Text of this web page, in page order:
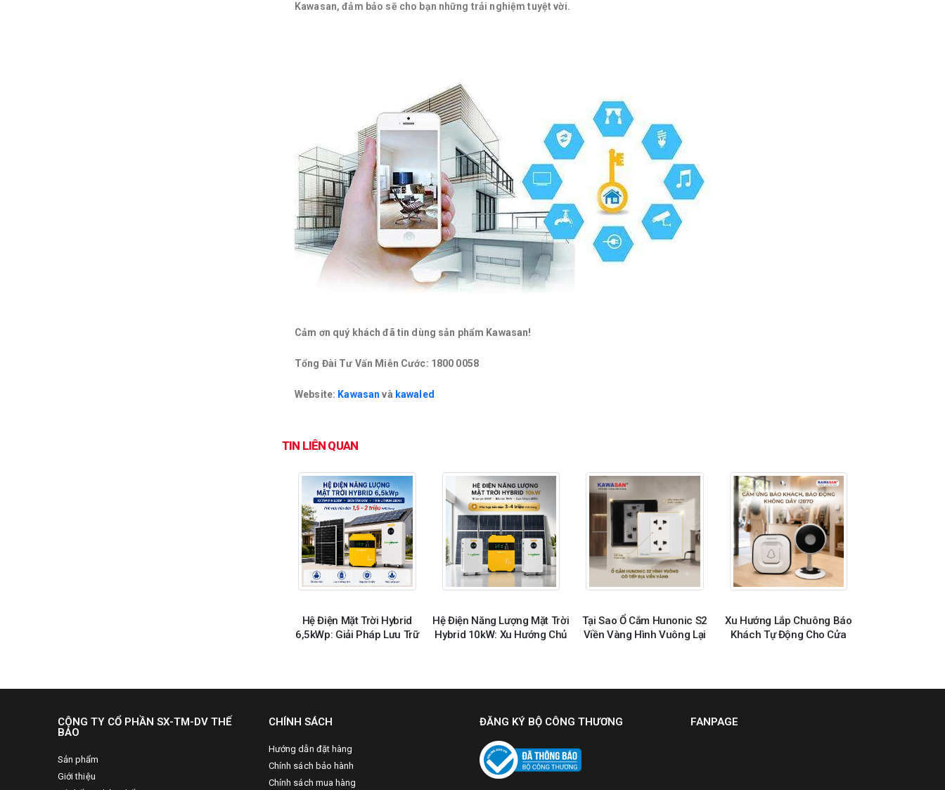
Kawasan, đảm bảo sẽ cho bạn những trải nghiệm tuyệt vời.
Cảm ơn quý khách đã tin dùng sản phẩm Kawasan!
Tổng Đài Tư Vấn Miễn Cước: 1800 0058
Website: Kawasan và kawaled
TIN LIÊN QUAN
Hệ Điện Mặt Trời Hybrid
6,5kWp: Giải Pháp Lưu Trữ
Hệ Điện Năng Lượng Mặt Trời
Hybrid 10kW: Xu Hướng Chủ
Tại Sao Ổ Cắm Hunonic S2
Viền Vàng Hình Vuông Lại
Xu Hướng Lắp Chuông Báo
Khách Tự Động Cho Cửa
CÔNG TY CỔ PHẦN SX-TM-DV THẾ
BẢO
Sản phẩm
Giới thiệu
CHÍNH SÁCH
Hướng dẫn đặt hàng
Chính sách bảo hành
Chính sách mua hàng
ĐĂNG KÝ BỘ CÔNG THƯƠNG FANPAGE